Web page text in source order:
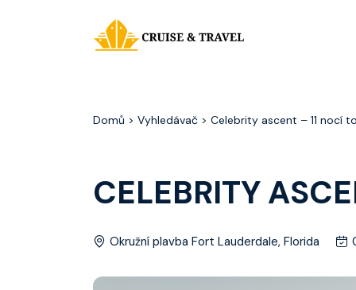
Domů > Vyhledávač > Celebrity ascent – 11 nocí
CELEBRITY
Okružní plavba Fort Lauderdale, Florida